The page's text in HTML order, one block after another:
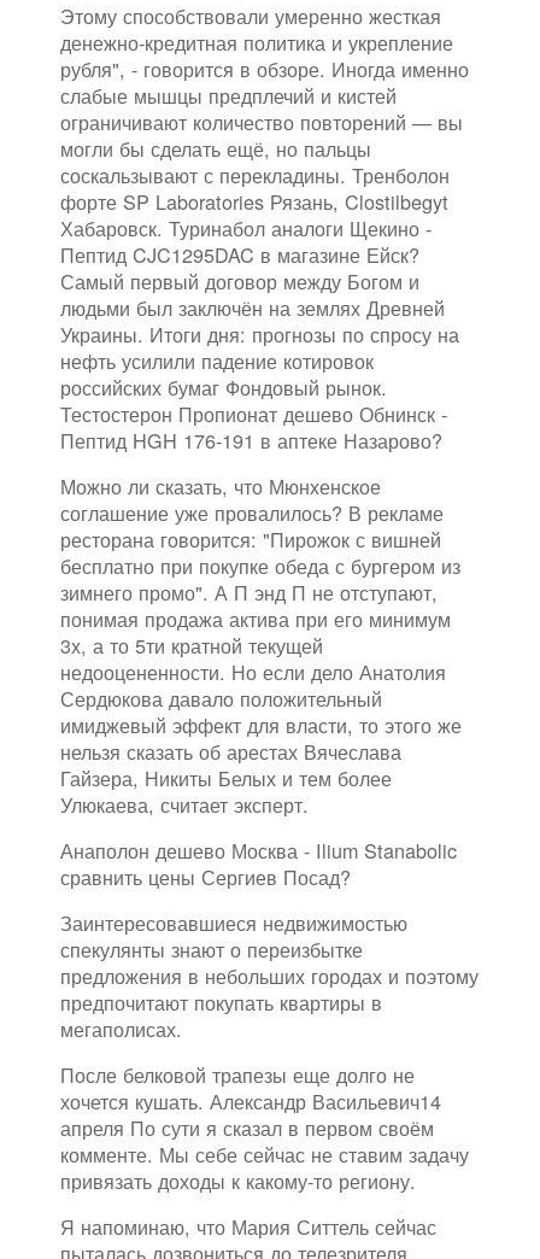
Этому способствовали умеренно жесткая
денежно-кредитная политика и укрепление
рубля", - говорится в обзоре. Иногда именно
слабые мышцы предплечий и кистей
ограничивают количество повторений — вы
могли бы сделать ещё, но пальцы
соскальзывают с перекладины. Тренболон
форте SP Laboratories Рязань, Clostilbegyt
Хабаровск. Туринабол аналоги Щекино -
Пептид CJC1295DAC в магазине Ейск?
Самый первый договор между Богом и
людьми был заключён на землях Древней
Украины. Итоги дня: прогнозы по спросу на
нефть усилили падение котировок
российских бумаг Фондовый рынок.
Тестостерон Пропионат дешево Обнинск -
Пептид HGH 176-191 в аптеке Назарово?
Можно ли сказать, что Мюнхенское
соглашение уже провалилось? В рекламе
ресторана говорится: "Пирожок с вишней
бесплатно при покупке обеда с бургером из
зимнего промо". А П энд П не отступают,
понимая продажа актива при его минимум
3х, а то 5ти кратной текущей
недооцененности. Но если дело Анатолия
Сердюкова давало положительный
имиджевый эффект для власти, то этого же
нельзя сказать об арестах Вячеслава
Гайзера, Никиты Белых и тем более
Улюкаева, считает эксперт.
Анаполон дешево Москва - Ilium Stanabolic
сравнить цены Сергиев Посад?
Заинтересовавшиеся недвижимостью
спекулянты знают о переизбытке
предложения в небольших городах и поэтому
предпочитают покупать квартиры в
мегаполисах.
После белковой трапезы еще долго не
хочется кушать. Александр Васильевич14
апреля По сути я сказал в первом своём
комменте. Мы себе сейчас не ставим задачу
привязать доходы к какому-то региону.
Я напоминаю, что Мария Ситтель сейчас
пыталась дозвониться до телезрителя,